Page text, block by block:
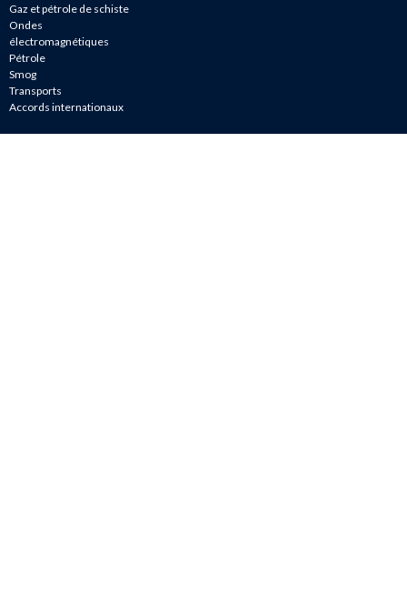
Gaz et pétrole de schiste
Ondes
électromagnétiques
Pétrole
Smog
Transports
Accords internationaux